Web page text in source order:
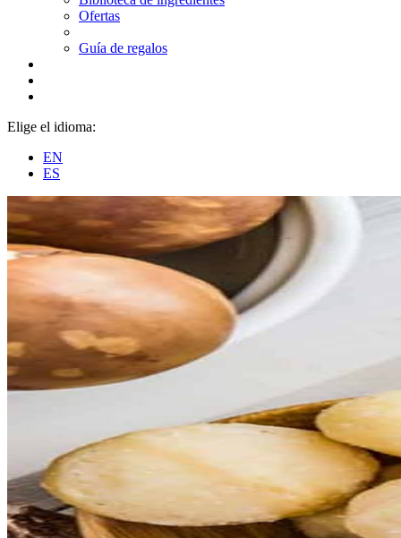
Ofertas
Guía de regalos
Elige el idioma:
EN
ES